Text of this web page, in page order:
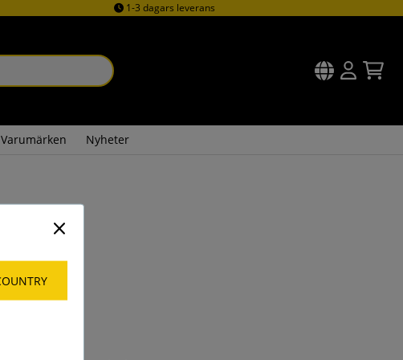
1-3 dagars leverans
Varumärken Nyheter